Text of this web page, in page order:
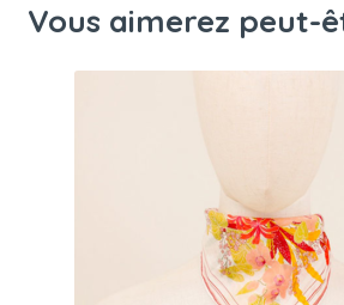
Vous aimerez peut-